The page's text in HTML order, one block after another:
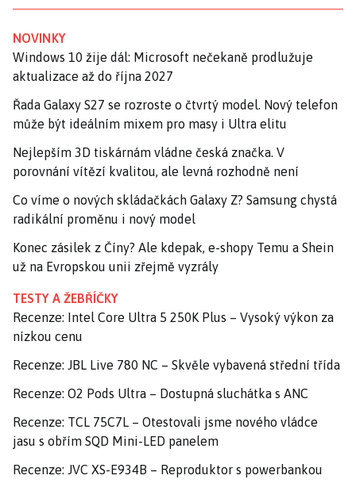
NOVINKY
Windows 10 žije dál: Microsoft nečekaně prodlužuje
aktualizace až do října 2027
Řada Galaxy S27 se rozroste o čtvrtý model. Nový telefon
může být ideálním mixem pro masy i Ultra elitu
Nejlepším 3D tiskárnám vládne česká značka. V
porovnání vítězí kvalitou, ale levná rozhodně není
Co víme o nových skládačkách Galaxy Z? Samsung chystá
radikální proměnu i nový model
Konec zásilek z Číny? Ale kdepak, e-shopy Temu a Shein
už na Evropskou unii zřejmě vyzrály
TESTY A ŽEBŘÍČKY
Recenze: Intel Core Ultra 5 250K Plus – Vysoký výkon za
nízkou cenu
Recenze: JBL Live 780 NC – Skvěle vybavená střední třída
Recenze: O2 Pods Ultra – Dostupná sluchátka s ANC
Recenze: TCL 75C7L – Otestovali jsme nového vládce
jasu s obřím SQD Mini-LED panelem
Recenze: JVC XS-E934B – Reproduktor s powerbankou